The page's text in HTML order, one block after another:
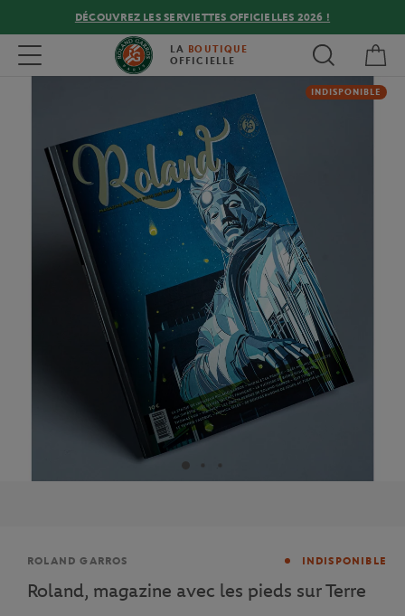
DÉCOUVREZ LES SERVIETTES OFFICIELLES 2026 !
Toggle navigation LA BOUTIQUE
OFFICIELLE
INDISPONIBLE
Marque
ROLAND GARROS INDISPONIBLE
Roland, magazine avec les pieds sur Terre